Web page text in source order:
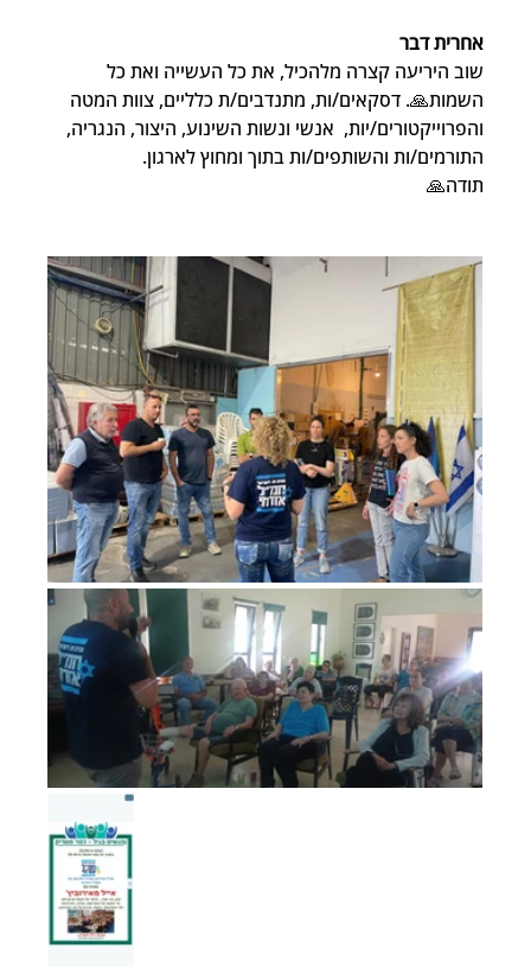
אחרית דבר
שוב היריעה קצרה מלהכיל, את כל העשייה ואת כל
השמות🙏. דסקאים/ות, מתנדבים/ת כלליים, צוות המטה
והפרוייקטורים/יות,  אנשי ונשות השינוע, היצור, הנגריה,
התורמים/ות והשותפים/ות בתוך ומחוץ לארגון.
תודה🙏